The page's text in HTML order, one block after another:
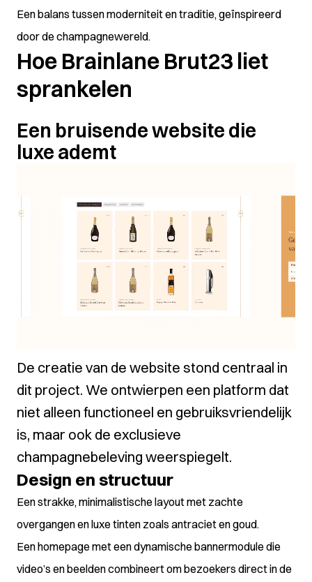
Een balans tussen moderniteit en traditie, geïnspireerd
door de champagnewereld.
Hoe Brainlane Brut23 liet
sprankelen
Een bruisende website die
luxe ademt
De creatie van de website stond centraal in
dit project. We ontwierpen een platform dat
niet alleen functioneel en gebruiksvriendelijk
is, maar ook de exclusieve
champagnebeleving weerspiegelt.
Design en structuur
Een strakke, minimalistische layout met zachte
overgangen en luxe tinten zoals antraciet en goud.
Een homepage met een dynamische bannermodule die
video’s en beelden combineert om bezoekers direct in de